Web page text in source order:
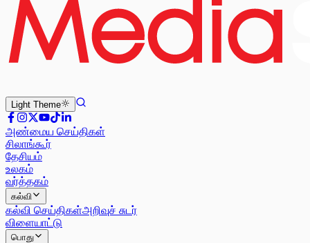
Light Theme
அண்மைய செய்திகள்
சிலாங்கூர்
தேசியம்
உலகம்
வர்த்தகம்
கல்வி
கல்வி செய்திகள்அறிவுச் சுடர்
விளையாட்டு
பொது